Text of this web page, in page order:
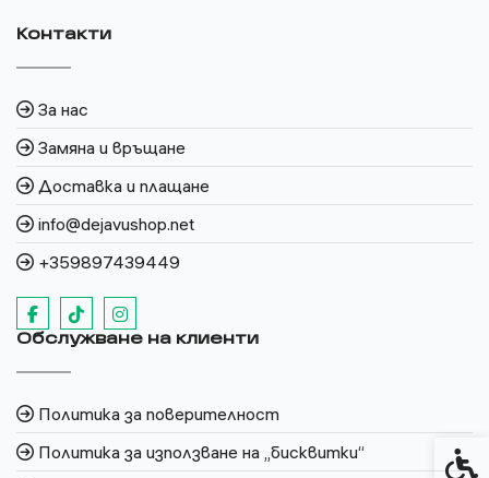
Контакти
За нас
Замяна и връщане
Доставка и плащане
info@dejavushop.net
+359897439449
Обслужване на клиенти
Политика за поверителност
Политика за използване на „бисквитки“